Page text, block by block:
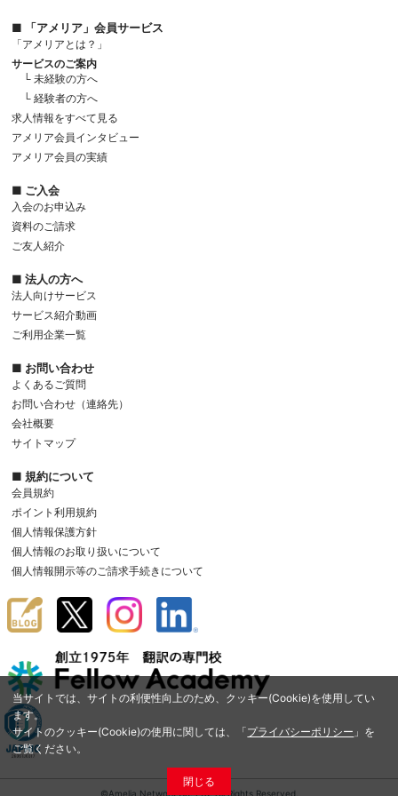
当サイトでは、サイトの利便性向上のため、クッキー(Cookie)を使用してい
ます。
サイトのクッキー(Cookie)の使用に関しては、「プライバシーポリシー 」を
ご覧ください。
閉じる
■ 「アメリア」会員サービス
「アメリアとは？」
サービスのご案内
└ 未経験の方へ
└ 経験者の方へ
求人情報をすべて見る
アメリア会員インタビュー
アメリア会員の実績
■ ご入会
入会のお申込み
資料のご請求
ご友人紹介
■ 法人の方へ
法人向けサービス
サービス紹介動画
ご利用企業一覧
■ お問い合わせ
よくあるご質問
お問い合わせ（連絡先）
会社概要
サイトマップ
■ 規約について
会員規約
ポイント利用規約
個人情報保護方針
個人情報のお取り扱いについて
個人情報開示等のご請求手続きについて
©Amelia Network Co.,Ltd. All Rights Reserved.